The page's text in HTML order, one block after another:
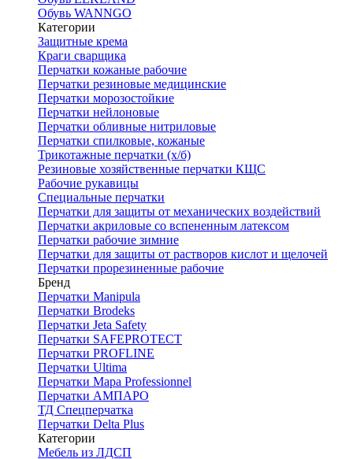
Обувь WANNGO
Категории
Защитные крема
Краги сварщика
Перчатки кожаные рабочие
Перчатки резиновые медицинские
Перчатки морозостойкие
Перчатки нейлоновые
Перчатки обливные нитриловые
Перчатки спилковые, кожаные
Трикотажные перчатки (х/б)
Резиновые хозяйственные перчатки КЩС
Рабочие рукавицы
Специальные перчатки
Перчатки для защиты от механических воздействий
Перчатки акриловые со вспененным латексом
Перчатки рабочие зимние
Перчатки для защиты от растворов кислот и щелочей
Перчатки прорезиненные рабочие
Бренд
Перчатки Manipula
Перчатки Brodeks
Перчатки Jeta Safety
Перчатки SAFEPROTECT
Перчатки PROFLINE
Перчатки Ultima
Перчатки Мара Professionnel
Перчатки АМПАРО
ТД Спецперчатка
Перчатки Delta Plus
Категории
Мебель из ЛДСП